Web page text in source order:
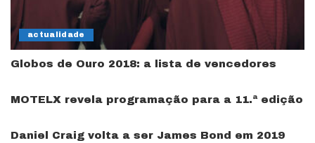
actualidade
Globos de Ouro 2018: a lista de vencedores
MOTELX revela programação para a 11.ª edição
Daniel Craig volta a ser James Bond em 2019